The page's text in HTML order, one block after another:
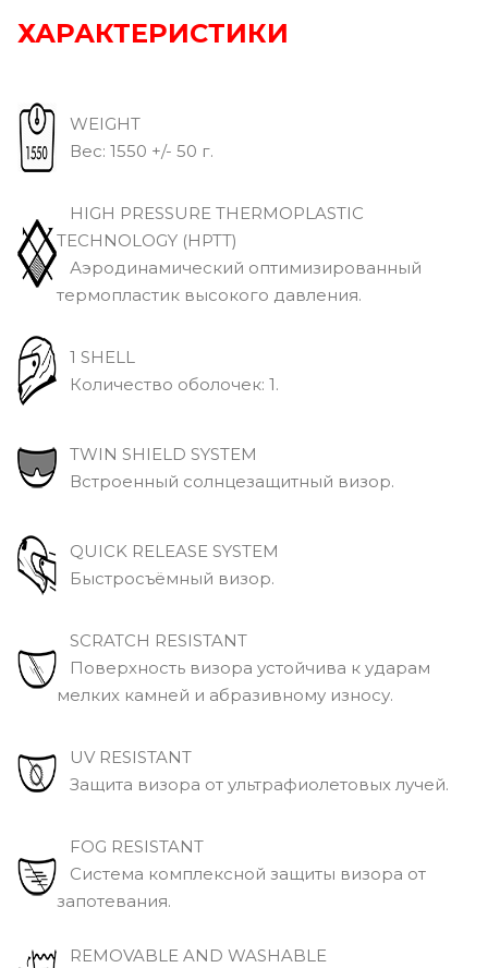
ХАРАКТЕРИСТИКИ
WEIGHT
Вec: 1550 +/- 50 г.
HIGH PRESSURE THERMOPLASTIC
TECHNOLOGY (HPTT)
Аэродинамический оптимизированный
термопластик высокого давления.
1 SHELL
Количество оболочек: 1.
TWIN SHIELD SYSTEM
Встроенный солнцезащитный визор.
QUICK RELEASE SYSTEM
Быстросъёмный визор.
SCRATCH RESISTANT
Поверхность визора устойчива к ударам
мелких камней и абразивному износу.
UV RESISTANT
Защита визора от ультрафиолетовых лучей.
FOG RESISTANT
Система комплексной защиты визора от
запотевания.
REMOVABLE AND WASHABLE